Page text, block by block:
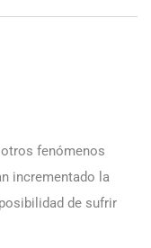
fenómenos
incrementado la
de sufrir